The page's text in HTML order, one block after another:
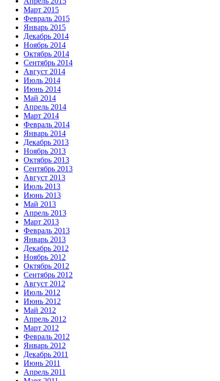
Март 2015
Февраль 2015
Январь 2015
Декабрь 2014
Ноябрь 2014
Октябрь 2014
Сентябрь 2014
Август 2014
Июль 2014
Июнь 2014
Май 2014
Апрель 2014
Март 2014
Февраль 2014
Январь 2014
Декабрь 2013
Ноябрь 2013
Октябрь 2013
Сентябрь 2013
Август 2013
Июль 2013
Июнь 2013
Май 2013
Апрель 2013
Март 2013
Февраль 2013
Январь 2013
Декабрь 2012
Ноябрь 2012
Октябрь 2012
Сентябрь 2012
Август 2012
Июль 2012
Июнь 2012
Май 2012
Апрель 2012
Март 2012
Февраль 2012
Январь 2012
Декабрь 2011
Июнь 2011
Апрель 2011